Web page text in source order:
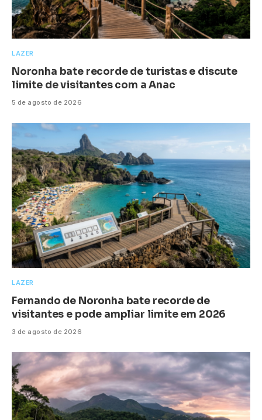
LAZER
Noronha bate recorde de turistas e discute
limite de visitantes com a Anac
5 de agosto de 2026
LAZER
Fernando de Noronha bate recorde de
visitantes e pode ampliar limite em 2026
3 de agosto de 2026